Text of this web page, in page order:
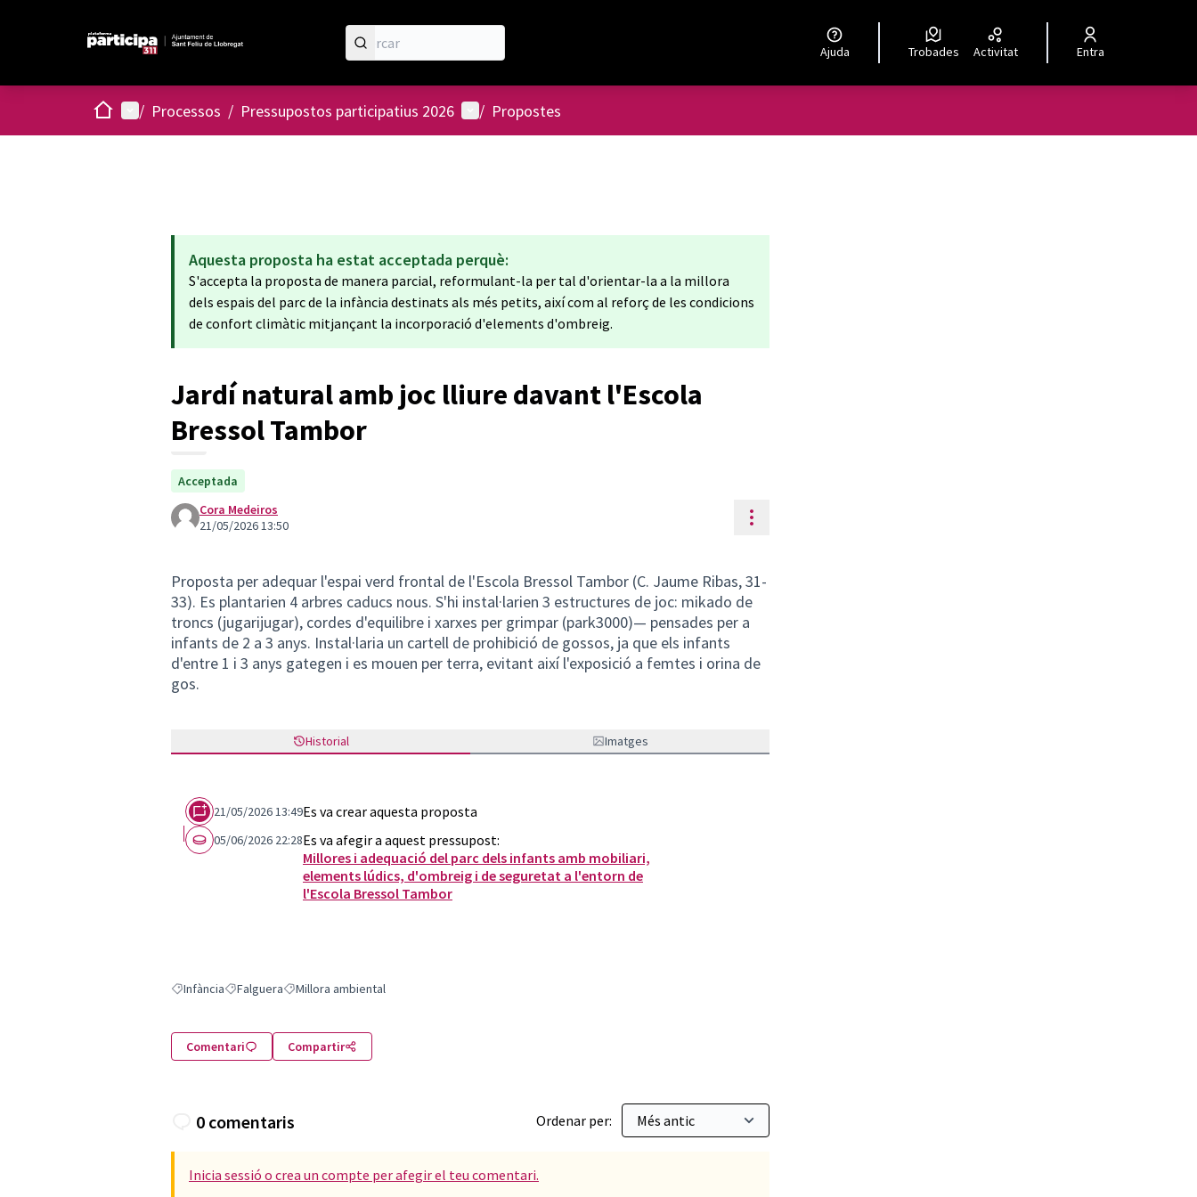
Ajuda Trobades Activitat Entra
Inici Menú principal
/ Processos / Pressupostos participatius 2026 Menú d'usuari
/ Propostes
Aquesta proposta ha estat acceptada perquè:
S'accepta la proposta de manera parcial, reformulant-la per tal d'orientar-la a la millora
dels espais del parc de la infància destinats als més petits, així com al reforç de les condicions
de confort climàtic mitjançant la incorporació d'elements d'ombreig.
Jardí natural amb joc lliure davant l'Escola
Bressol Tambor
Acceptada
Cora Medeiros
21/05/2026 13:50
Controls de recursos
Proposta per adequar l'espai verd frontal de l'Escola Bressol Tambor (C. Jaume Ribas, 31-
33). Es plantarien 4 arbres caducs nous. S'hi instal·larien 3 estructures de joc: mikado de
troncs (jugarijugar), cordes d'equilibre i xarxes per grimpar (park3000)— pensades per a
infants de 2 a 3 anys. Instal·laria un cartell de prohibició de gossos, ja que els infants
d'entre 1 i 3 anys gategen i es mouen per terra, evitant així l'exposició a femtes i orina de
gos.
Historial Imatges
21/05/2026 13:49Es va crear aquesta proposta
05/06/2026 22:28Es va afegir a aquest pressupost:
Millores i adequació del parc dels infants amb mobiliari,
elements lúdics, d'ombreig i de seguretat a l'entorn de
l'Escola Bressol Tambor
Resultats en filtrar per: Infància
InfànciaResultats en filtrar per: Falguera
FalgueraResultats en filtrar per: Millora ambiental
Millora ambiental
Comentari Compartir
0 comentaris Ordenar per:
Inicia sessió o crea un compte per afegir el teu comentari.